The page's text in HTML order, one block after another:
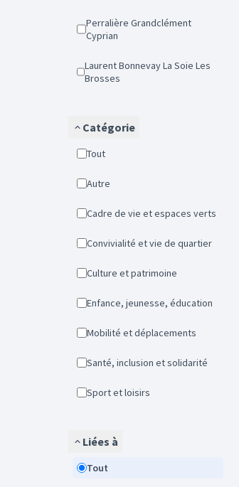
Perralière Grandclément
Cyprian
Laurent Bonnevay La Soie Les
Brosses
Catégorie
Tout
Autre
Cadre de vie et espaces verts
Convivialité et vie de quartier
Culture et patrimoine
Enfance, jeunesse, éducation
Mobilité et déplacements
Santé, inclusion et solidarité
Sport et loisirs
Liées à
Tout